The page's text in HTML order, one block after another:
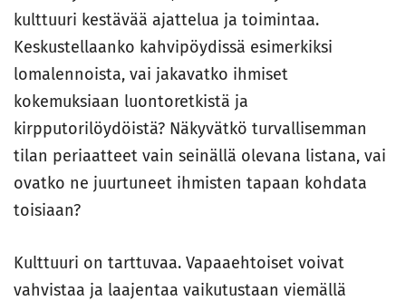
kulttuuri kestävää ajattelua ja toimintaa.
Keskustellaanko kahvipöydissä esimerkiksi
lomalennoista, vai jakavatko ihmiset
kokemuksiaan luontoretkistä ja
kirpputorilöydöistä? Näkyvätkö turvallisemman
tilan periaatteet vain seinällä olevana listana, vai
ovatko ne juurtuneet ihmisten tapaan kohdata
toisiaan?
Kulttuuri on tarttuvaa. Vapaaehtoiset voivat
vahvistaa ja laajentaa vaikutustaan viemällä